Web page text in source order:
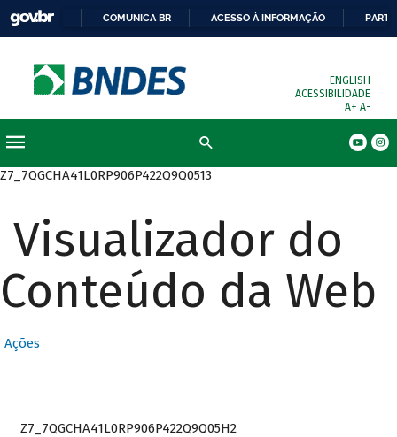
COMUNICA BR ACESSO À INFORMAÇÃO
ENGLISH
ACESSIBILIDADE
A+ A-
Z7_7QGCHA41L0RP906P422Q9Q0513
Visualizador do
Conteúdo da Web
Ações
Z7_7QGCHA41L0RP906P422Q9Q05H2